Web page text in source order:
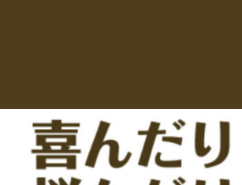
人
物
を
ダ
ウ
ン